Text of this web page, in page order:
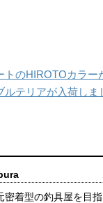
トのHIROTOカラー
ルテリアが入荷しま
密着型の釣具屋を目